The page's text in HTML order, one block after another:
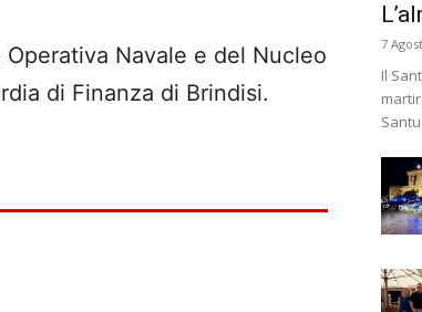
Navale e del Nucleo
di Finanza di Brindisi.
7
Il